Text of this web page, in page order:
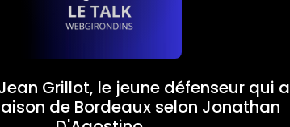
Grillot, le jeune défenseur qui a
de Bordeaux selon Jonathan